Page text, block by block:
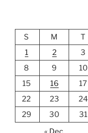
S
M T
1
2 3
8
9 10
15
16 17
22
23 24
29
30
31